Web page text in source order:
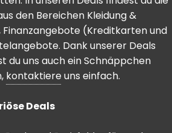
den Bereichen Kleidung &
Finanzangebote (Kreditkarten und
Dank unserer Deals
du uns auch ein Schnäppchen
kontaktiere uns einfach.
Deals